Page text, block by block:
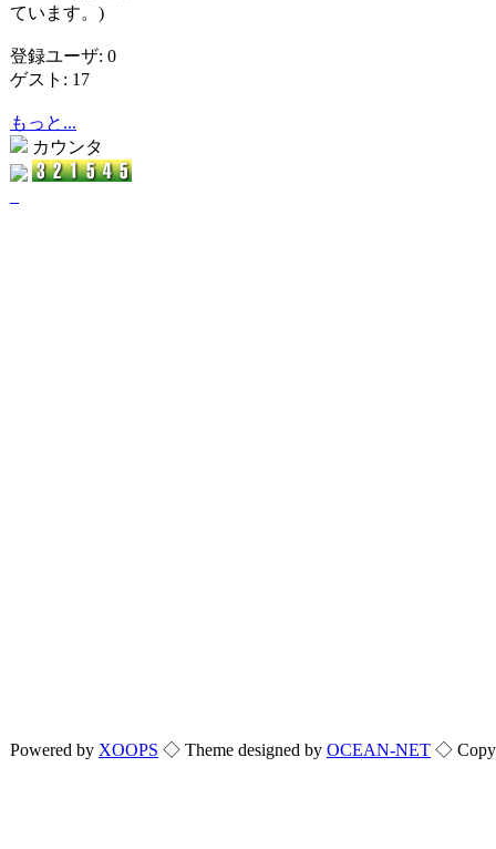
ています。)
登録ユーザ: 0
ゲスト: 17
もっと...
カウンタ
Powered by XOOPS ◇ Theme designed by OCEAN-NET ◇